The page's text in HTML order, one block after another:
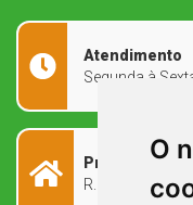
O
Atendimento
Segunda à
Prefeitura
R. Rivadávia